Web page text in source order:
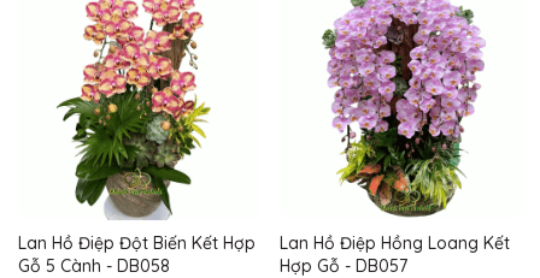
Lan Hồ Điệp Đột Biến Kết Hợp
Gỗ 5 Cành - DB058
Lan Hồ Điệp Hồng Loang Kết
Hợp Gỗ - DB057